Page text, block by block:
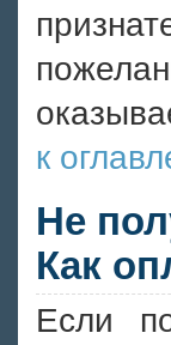
к
Не
Как
Если